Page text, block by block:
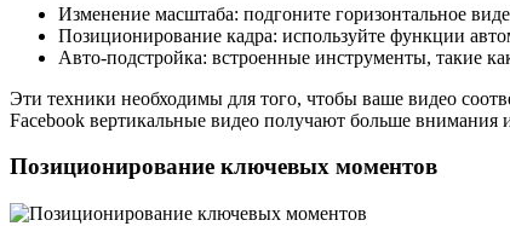
Изменение масштаба: подгоните горизонтальное
Позиционирование кадра: используйте функции
Авто-подстройка: встроенные инструменты, такие
Эти техники необходимы для того, чтобы ваше видео
Facebook вертикальные видео получают больше
Позиционирование ключевых моментов